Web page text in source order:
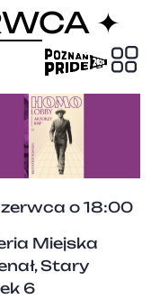
✦
o 18:00
Miejska
Stary
6